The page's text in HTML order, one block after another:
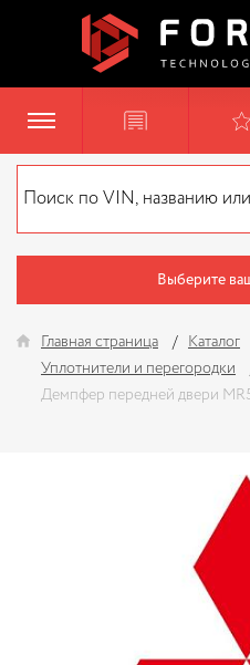
Выберите
Главная страница Каталог
Уплотнители и перегородки
Демпфер передней двери